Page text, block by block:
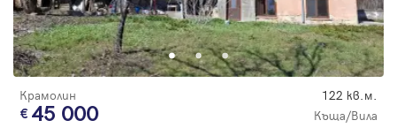
Крамолин 122 кв.м.
45 000 Къща/Вила